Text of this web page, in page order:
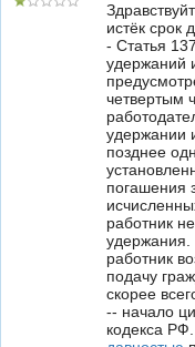
истёк срок
- Статья 137
удержаний
четвертым
удержании
позднее
погашения
работник
удержания.
работник
подачу
скорее
-- начало
кодекса